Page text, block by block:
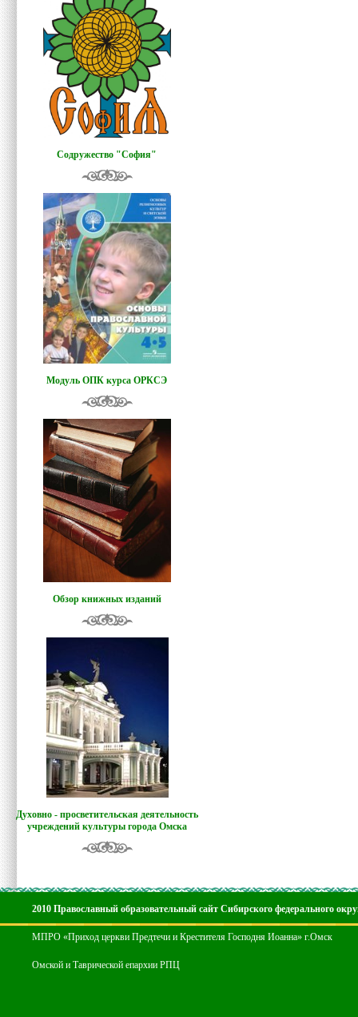
Содружество "София"
Модуль ОПК курса ОРКСЭ
Обзор книжных изданий
Духовно - просветительская деятельность
учреждений культуры города Омска
2010 Православный образовательный сайт Сибирского федерального
МПРО «Приход церкви Предтечи и Крестителя Господня Иоанна» г.Омск
Омской и Таврической епархии РПЦ